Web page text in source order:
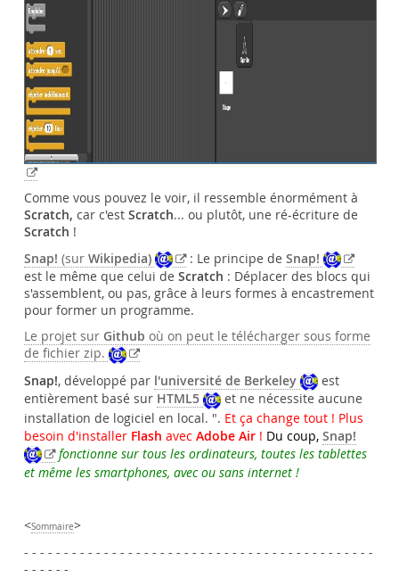
Comme vous pouvez le voir, il ressemble énormément à
Scratch,car c'estScratch... ou plutôt, une ré-écriture de
Scratch !
Snap! (surWikipedia) : Le principe deSnap!
est le même que celui deScratch : Déplacer des blocs qui
s'assemblent, ou pas, grâce à leurs formes à encastrement
pour former un programme.
Le projet sur Github où on peut le télécharger sous forme
de fichier zip.
Snap!, développé par l'université de Berkeley
est
entièrement basé sur HTML5
et ne nécessite aucune
installation de logiciel en local. ". Et ça change tout ! Plus
besoin d'installer Flashavec Adobe Air ! Du coup,Snap!
fonctionne sur tous les ordinateurs, toutes les tablettes
et même les smartphones, avec ou sans internet !
<Sommaire>
- - - - - - - - - - - - - - - - - - - - - - - - - - - - - - - - - - - - - - - - - - - -
- - - - - -